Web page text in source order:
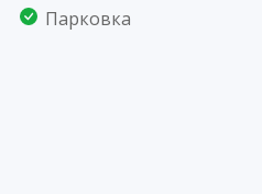
Парковка